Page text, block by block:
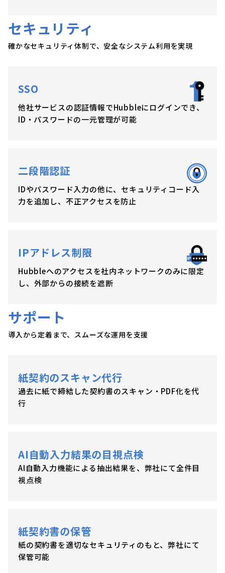
セキュリティ
確かなセキュリティ体制で、安全なシステム利用を実現
SSO
他社サービスの認証情報でHubbleにログインでき、
ID・パスワードの一元管理が可能
二段階認証
IDやパスワード入力の他に、セキュリティコード入
力を追加し、不正アクセスを防止
IPアドレス制限
Hubbleへのアクセスを社内ネットワークのみに限定
し、外部からの接続を遮断
サポート
導入から定着まで、スムーズな運用を支援
紙契約のスキャン代行
過去に紙で締結した契約書のスキャン・PDF化を代
行
AI自動入力結果の目視点検
AI自動入力機能による抽出結果を、弊社にて全件目
視点検
紙契約書の保管
紙の契約書を適切なセキュリティのもと、弊社にて
保管可能